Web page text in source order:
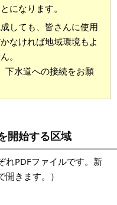
になります。
しても、皆さんに使用
なければ地域環境もよ
。
下水道への接続をお願
開始する区域
れPDFファイルです。新
開きます。）